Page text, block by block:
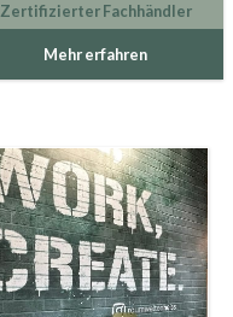
Zertifizierter Fachhändler
Mehr erfahren